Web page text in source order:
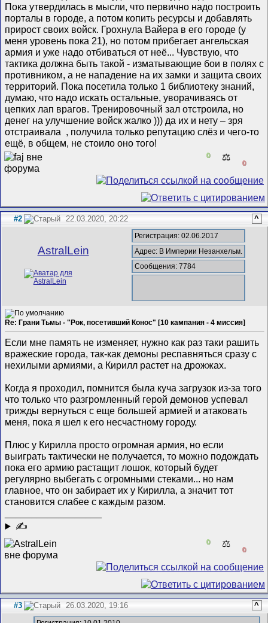
Пока утвердилась в мысли, что первично надо построить
порталы в городе, а потом копить ресурсы и добавлять
прирост своих войск. Грохнула Вайера в его городе (у
меня уровень пока 21), но потом прибегает ангельская
армия и уже надо отбиваться от неё... Чувствую, что
тактика должна быть такой - изматывающие бои в полях с
противником, а не нападение на их замки и защита своих
территорий. Пока посетила только 1 библиотеку знаний,
думаю, что надо искать остальные, уворачиваясь от
цепких лап врагов. Тренировочный зал отстроила, но
денег на улучшение войск жалко ))) да их и нету – зря
отстраивала , получила только репутацию слёз и чего-то
ещё, в общем, не стоило оно того!
0 ⚖️
0
#2 22.03.2020, 20:22 ^
AstralLein
Регистрация: 02.06.2017
Адрес: В Империи Незанхельм.
Сообщения: 7784
Re: Грани Тьмы - "Рок, посетивший Конос" [10 кампания - 4 миссия]
Если мне память не изменяет, нужно как раз таки рашить
вражеские города, так-как демоны респавняться сразу с
нехилыми армиями, а Кирилл растет на дрожжах.
Когда я проходил, помнится была куча загрузок из-за того
что только что разгромленный герой демонов успевал
трижды вернуться с еще большей армией и атаковать
меня, пока я шел к его несчастному городу.
Плюс у Кирилла просто огромная армия, но если
выиграть тактически не получается, то можно подождать
пока его армию растащит лошок, который будет
регулярно выбегать с огромными стеками... но нам
главное, что он забирает их у Кирилла, а значит тот
становится слабее с каждым разом.
✍
0 ⚖️
0
#3 26.03.2020, 19:16 ^